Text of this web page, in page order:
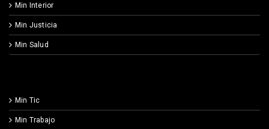
Min Interior
Min Justicia
Min Salud
Min Tic
Min Trabajo